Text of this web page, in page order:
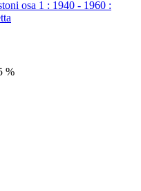
osa 1 : 1940 - 1960 :
%